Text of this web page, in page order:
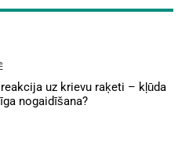
uz krievu raķeti – kļūda
nogaidīšana?